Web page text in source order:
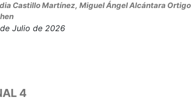
Castillo Martínez, Miguel Ángel Alcántara
Julio de 2026
4